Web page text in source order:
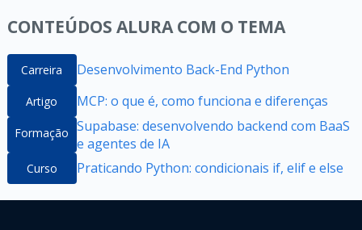
CONTEÚDOS ALURA COM O TEMA
Carreira Desenvolvimento Back-End Python
Artigo MCP: o que é, como funciona e diferenças
Formação Supabase: desenvolvendo backend com BaaS
e agentes de IA
Curso Praticando Python: condicionais if, elif e else